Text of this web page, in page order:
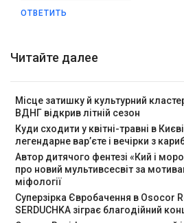
ОТВЕТИТЬ
Читайте далее
Місце затишку й культурний
ВДНГ відкрив літній сезон
Куди сходити у квітні-травні в
легендарне вар’єте і вечірки з
Автор дитячого фентезі «Кий і
про новий мультивсесвіт за
міфології
Суперзірка Євробачення в Osocor
SERDUCHKA зіграє благодійний